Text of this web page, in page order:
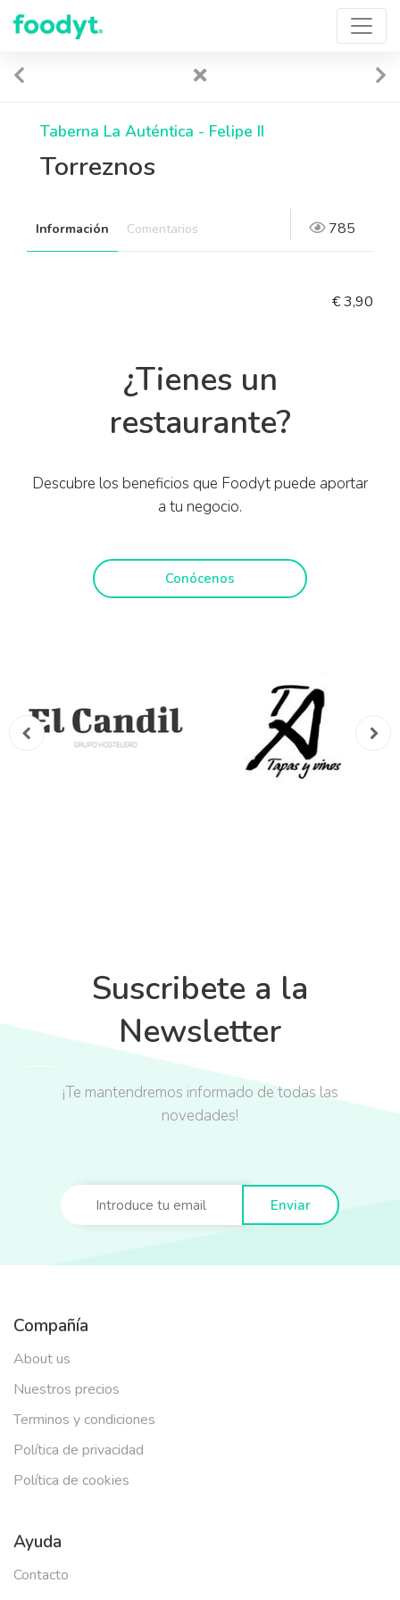
Taberna La Auténtica - Felipe II
Torreznos
Información Comentarios 785
€ 3,90
¿Tienes un
restaurante?
Descubre los beneficios que Foodyt puede aportar
a tu negocio.
Conócenos
Suscribete a la
Newsletter
¡Te mantendremos informado de todas las
novedades!
Enviar
Compañía
About us
Nuestros precios
Terminos y condiciones
Política de privacidad
Política de cookies
Ayuda
Contacto